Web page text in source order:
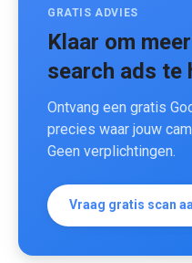
GRATIS ADVIES
Klaar om
search ads te
Ontvang een gratis
precies waar jouw
Geen verplichtingen.
Vraag gratis scan